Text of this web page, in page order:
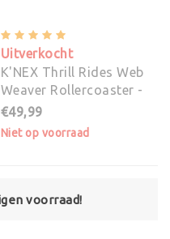
Uitverkocht
K'NEX Thrill Rides Web
Weaver Rollercoaster -
Bouwset
€49,99
Niet op voorraad